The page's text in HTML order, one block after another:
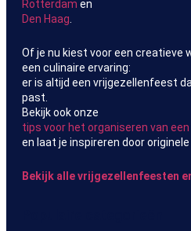
Rotterdam en
Den Haag
Of je nu kiest voor een creatieve
een culinaire ervaring:
er is altijd een vrijgezellenfeest
past.
Bekijk ook onze
tips voor het organiseren van
en laat je inspireren door originele
Bekijk alle vrijgezellenfeesten